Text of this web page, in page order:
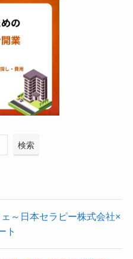
検索
～日本セラピー株式会社×
ト